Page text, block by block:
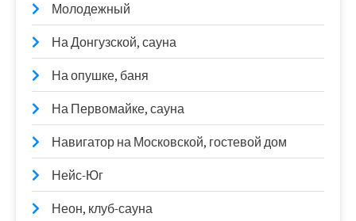
Молодежный
На Донгузской, сауна
На опушке, баня
На Первомайке, сауна
Навигатор на Московской, гостевой дом
Нейс-Юг
Неон, клуб-сауна